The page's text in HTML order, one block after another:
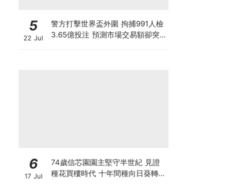
5
22 Jul
警方打擊世界盃外圍 拘捕991人檢
3.65億投注 預測市場交易額卻突
6
17 Jul
74歲信芯園園主堅守半世紀 見證
種花買樓時代 十年間種向日葵轉型